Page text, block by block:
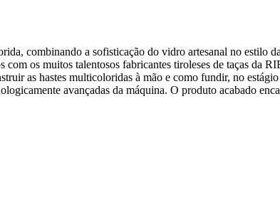
combinando a sofisticação do vidro artesanal no estilo
os muitos talentosos fabricantes tiroleses de taças da
as hastes multicoloridas à mão e como fundir, no
avançadas da máquina. O produto acabado